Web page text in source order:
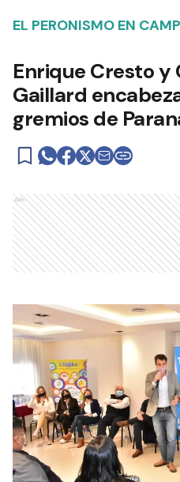
EL PERONISMO EN
Enrique Cresto y
Gaillard
gremios de
Ads